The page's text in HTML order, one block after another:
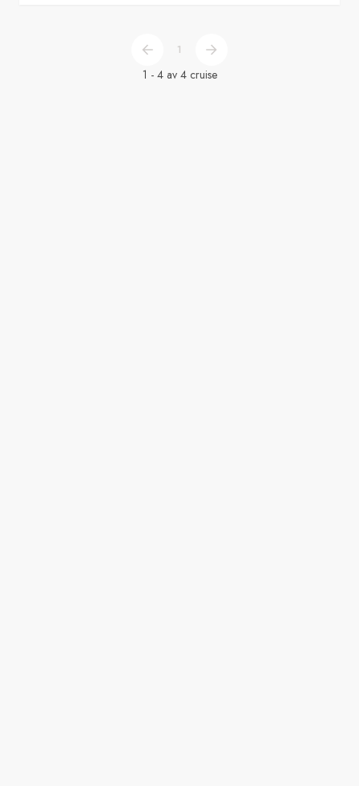
1
1 - 4 av 4 cruise